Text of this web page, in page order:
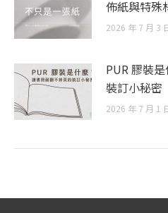
佈紙與特殊
2026 年 7 月 3
PUR 膠裝
裝訂小秘密
2026 年 7 月 1